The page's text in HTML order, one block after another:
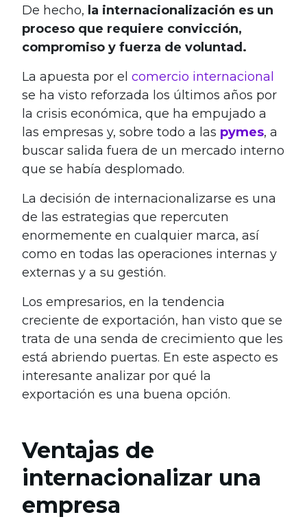
De hecho, la internacionalización es un
proceso que requiere convicción,
compromiso y fuerza de voluntad.
La apuesta por el comercio internacional
se ha visto reforzada los últimos años por
la crisis económica, que ha empujado a
las empresas y, sobre todo a las pymes, a
buscar salida fuera de un mercado interno
que se había desplomado.
La decisión de internacionalizarse es una
de las estrategias que repercuten
enormemente en cualquier marca, así
como en todas las operaciones internas y
externas y a su gestión.
Los empresarios, en la tendencia
creciente de exportación, han visto que se
trata de una senda de crecimiento que les
está abriendo puertas. En este aspecto es
interesante analizar por qué la
exportación es una buena opción.
Ventajas de
internacionalizar una
empresa